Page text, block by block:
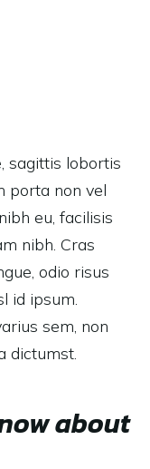
sagittis lobortis
porta non vel
eu, facilisis
nibh. Cras
odio risus
id ipsum.
sem, non
dictumst.
about